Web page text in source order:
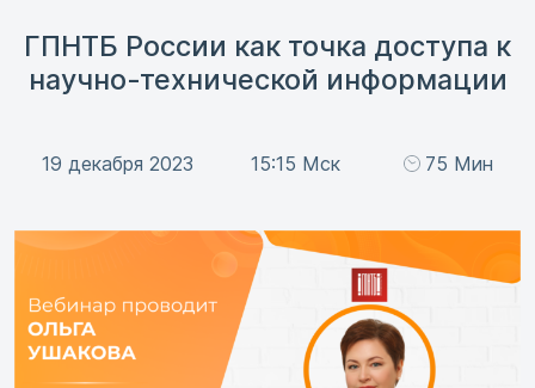
ГПНТБ России как точка доступа к
научно-технической информации
19 декабря 2023 15:15 Мск 75 Мин